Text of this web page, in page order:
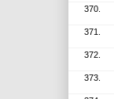
370.
371.
372.
373.